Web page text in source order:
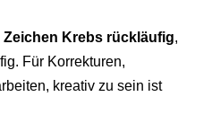
Zeichen Krebs rückläufig,
Für Korrekturen,
kreativ zu sein ist